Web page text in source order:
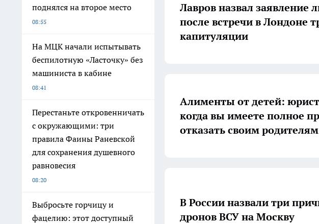
поднялся на второе место
08:55
На МЦК начали испытывать
беспилотную «Ласточку» без
машиниста в кабине
08:41
Перестаньте откровенничать
с окружающими: три
правила Фаины Раневской
для сохранения душевного
равновесия
08:20
Выбросьте горчицу и
фацелию: этот доступный
Лавров назвал заявление
после встречи в Лондоне
капитуляции
Алименты от детей:
когда вы имеете полное
отказать своим родителям
В России назвали три
дронов ВСУ на Москву